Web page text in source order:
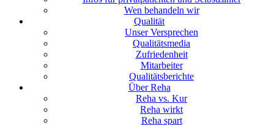
Wen behandeln wir
Qualität
Unser Versprechen
Qualitätsmedia
Zufriedenheit
Mitarbeiter
Qualitätsberichte
Über Reha
Reha vs. Kur
Reha wirkt
Reha spart